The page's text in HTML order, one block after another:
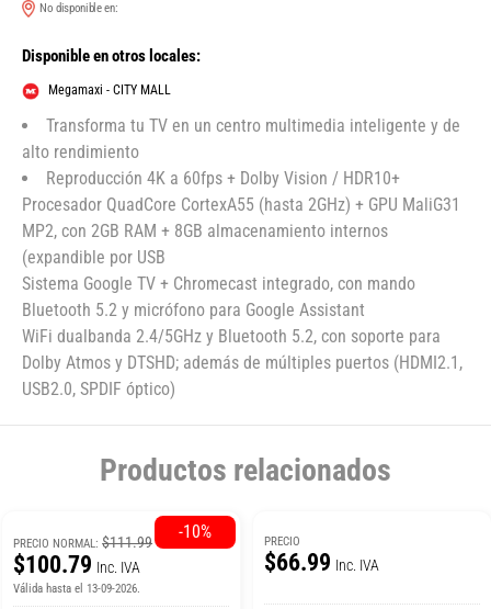
No disponible en:
Disponible en otros locales:
Megamaxi - CITY MALL
Transforma tu TV en un centro multimedia inteligente y de
alto rendimiento
Reproducción 4K a 60fps + Dolby Vision / HDR10+
Procesador QuadCore CortexA55 (hasta 2GHz) + GPU MaliG31
MP2, con 2GB RAM + 8GB almacenamiento internos
(expandible por USB
Sistema Google TV + Chromecast integrado, con mando
Bluetooth 5.2 y micrófono para Google Assistant
WiFi dualbanda 2.4/5GHz y Bluetooth 5.2, con soporte para
Dolby Atmos y DTSHD; además de múltiples puertos (HDMI2.1,
USB2.0, SPDIF óptico)
Productos relacionados
PRECIO NORMAL:$111.99
$100.79 Inc. IVA
Válida hasta el 13-09-2026.
-10% PRECIO
$66.99 Inc. IVA